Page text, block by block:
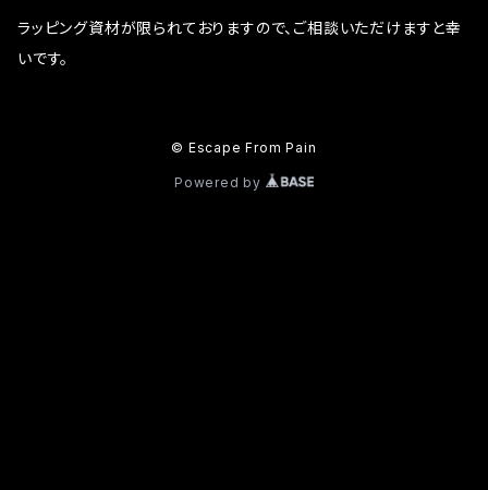
ラッピング資材が限られておりますので、ご相談いただけますと幸
いです。
© Escape From Pain
Powered by